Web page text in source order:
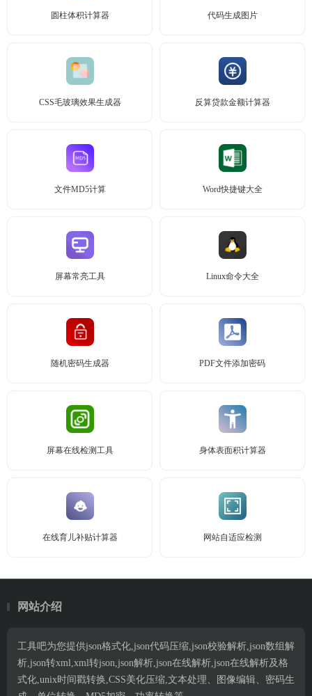
圆柱体积计算器 代码生成图片
CSS毛玻璃效果生成器 反算贷款金额计算器
文件MD5计算 Word快捷键大全
屏幕常亮工具 Linux命令大全
随机密码生成器 PDF文件添加密码
屏幕在线检测工具 身体表面积计算器
在线育儿补贴计算器 网站自适应检测
网站介绍
工具吧为您提供json格式化,json代码压缩,json校验解析,json数组解
析,json转xml,xml转json,json解析,json在线解析,json在线解析及格
式化,unix时间戳转换,CSS美化压缩,文本处理、图像编辑、密码生